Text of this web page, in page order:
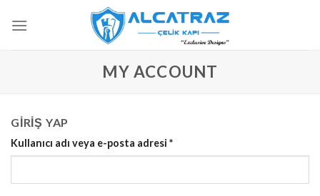
atla
MY ACCOUNT
GIRIŞ YAP
Kullanıcı adı veya e-posta adresi *